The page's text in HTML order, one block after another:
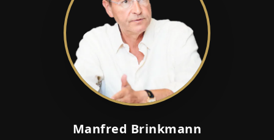
Manfred Brinkmann